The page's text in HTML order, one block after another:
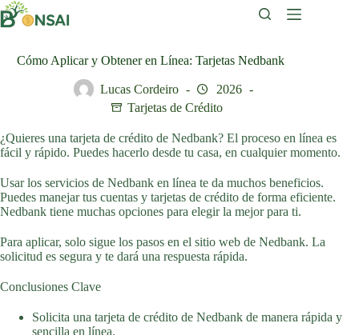
Saltar
al
Cómo Aplicar y Obtener en Línea: Tarjetas Nedbank
Lucas Cordeiro
2026
Tarjetas de Crédito
¿Quieres una tarjeta de crédito de Nedbank? El proceso en línea es
fácil y rápido. Puedes hacerlo desde tu casa, en cualquier momento.
Usar los servicios de Nedbank en línea te da muchos beneficios.
Puedes manejar tus cuentas y tarjetas de crédito de forma eficiente.
Nedbank tiene muchas opciones para elegir la mejor para ti.
Para aplicar, solo sigue los pasos en el sitio web de Nedbank. La
solicitud es segura y te dará una respuesta rápida.
Conclusiones Clave
Solicita una tarjeta de crédito de Nedbank de manera rápida y
sencilla en línea.